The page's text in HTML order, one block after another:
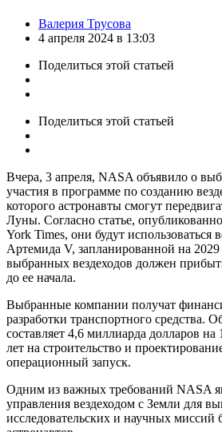
Posted
by
Валерия Трусова
4 апреля 2024 в 13:03
Поделиться этой статьей
Поделиться этой статьей
Вчера, 3 апреля, NASA объявило о
участия в программе по созданию
которого астронавты смогут
Луны. Согласно статье,
York Times, они будут использоваться
Артемида V, запланированной на
выбранных вездеходов должен
до ее начала.
Выбранные компании получат
разработки транспортного средства.
составляет 4,6 миллиарда долларов на
лет на строительство и
операционный запуск.
Одним из важных требований NASA
управления вездеходом с Земли для
исследовательских и научных миссий